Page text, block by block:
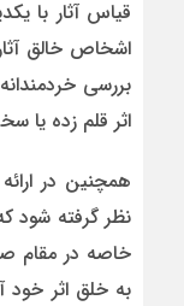
قیاس آثار با
اشخاص خالق
بررسی
اثر قلم زده یا
همچنین در
نظر گرفته شود
خاصه در مقام
به خلق اثر